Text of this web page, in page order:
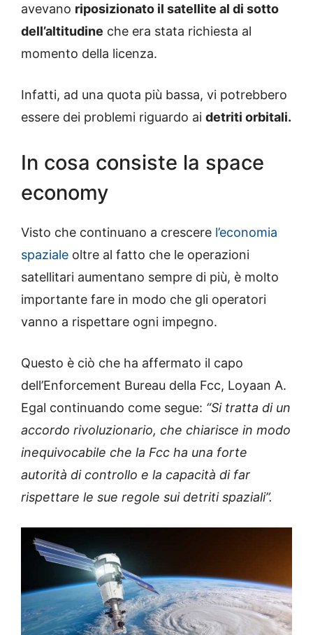
avevano riposizionato il satellite al di sotto
dell’altitudine che era stata richiesta al
momento della licenza.
Infatti, ad una quota più bassa, vi potrebbero
essere dei problemi riguardo ai detriti orbitali.
In cosa consiste la space
economy
Visto che continuano a crescere l’economia
spaziale oltre al fatto che le operazioni
satellitari aumentano sempre di più, è molto
importante fare in modo che gli operatori
vanno a rispettare ogni impegno.
Questo è ciò che ha affermato il capo
dell’Enforcement Bureau della Fcc, Loyaan A.
Egal continuando come segue: “Si tratta di un
accordo rivoluzionario, che chiarisce in modo
inequivocabile che la Fcc ha una forte
autorità di controllo e la capacità di far
rispettare le sue regole sui detriti spaziali”.